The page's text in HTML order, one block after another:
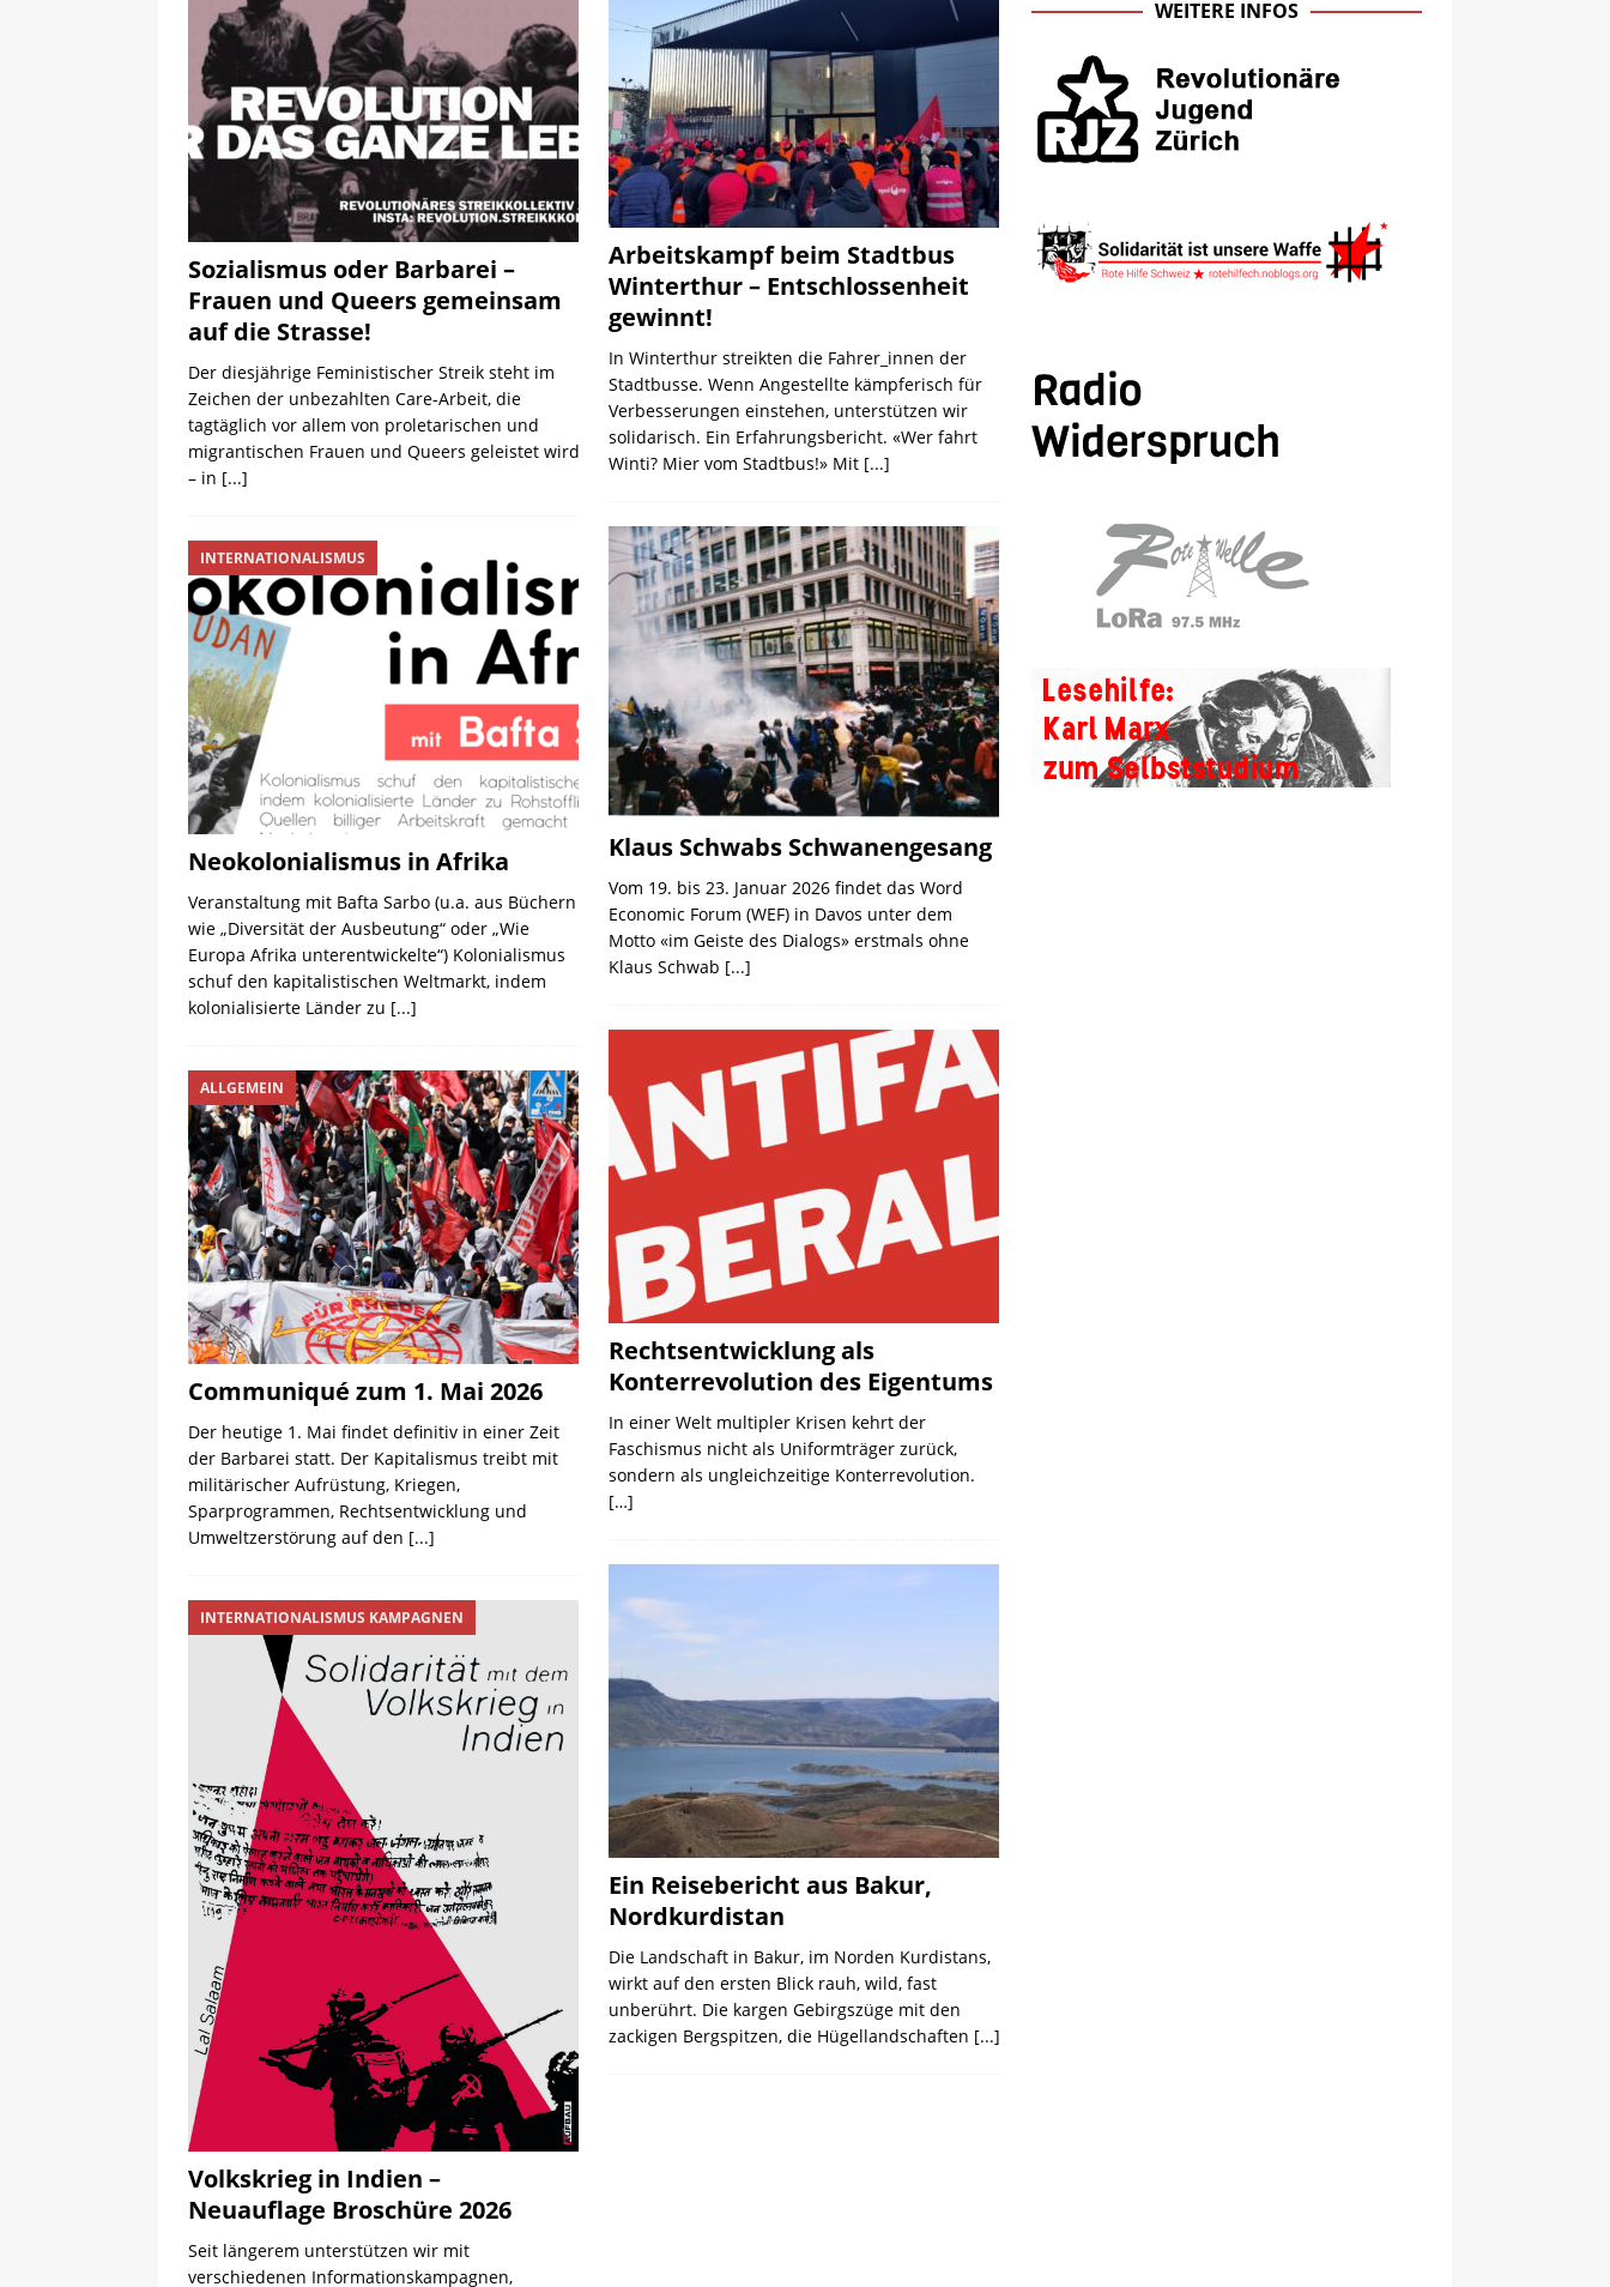
Sozialismus oder Barbarei –
Frauen und Queers gemeinsam
auf die Strasse!
Der diesjährige Feministischer Streik steht im
Zeichen der unbezahlten Care-Arbeit, die
tagtäglich vor allem von proletarischen und
migrantischen Frauen und Queers geleistet wird
– in [...]
INTERNATIONALISMUS
Neokolonialismus in Afrika
Veranstaltung mit Bafta Sarbo (u.a. aus Büchern
wie „Diversität der Ausbeutung“ oder „Wie
Europa Afrika unterentwickelte“) Kolonialismus
schuf den kapitalistischen Weltmarkt, indem
kolonialisierte Länder zu [...]
ALLGEMEIN
Communiqué zum 1. Mai 2026
Der heutige 1. Mai findet definitiv in einer Zeit
der Barbarei statt. Der Kapitalismus treibt mit
militärischer Aufrüstung, Kriegen,
Sparprogrammen, Rechtsentwicklung und
Umweltzerstörung auf den [...]
INTERNATIONALISMUS KAMPAGNEN
Volkskrieg in Indien –
Neuauflage Broschüre 2026
Seit längerem unterstützen wir mit
verschiedenen Informationskampagnen,
Arbeitskampf beim Stadtbus
Winterthur – Entschlossenheit
gewinnt!
In Winterthur streikten die Fahrer_innen der
Stadtbusse. Wenn Angestellte kämpferisch für
Verbesserungen einstehen, unterstützen wir
solidarisch. Ein Erfahrungsbericht. «Wer fahrt
Winti? Mier vom Stadtbus!» Mit [...]
Klaus Schwabs Schwanengesang
Vom 19. bis 23. Januar 2026 findet das Word
Economic Forum (WEF) in Davos unter dem
Motto «im Geiste des Dialogs» erstmals ohne
Klaus Schwab [...]
Rechtsentwicklung als
Konterrevolution des Eigentums
In einer Welt multipler Krisen kehrt der
Faschismus nicht als Uniformträger zurück,
sondern als ungleichzeitige Konterrevolution.
[…]
Ein Reisebericht aus Bakur,
Nordkurdistan
Die Landschaft in Bakur, im Norden Kurdistans,
wirkt auf den ersten Blick rauh, wild, fast
unberührt. Die kargen Gebirgszüge mit den
zackigen Bergspitzen, die Hügellandschaften [...]
WEITERE INFOS